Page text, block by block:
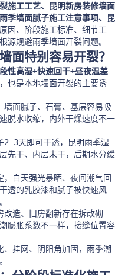
施工工艺、昆明新房装修墙面
季墙面腻子施工注意事项、昆
因、阶段施工标准、细节工
源规避雨季墙面开裂问题。
面特别容易开裂？
性高湿+快速回干+昼夜温差
也是本地墙面开裂的主要诱
墙面腻子、石膏、基层容易吸
脱水收缩，内外干燥速度不一
2–3天即可干透，昆明雨季湿
先干、内层未干，后期水分缓
，白天强光暴晒、夜间潮气回
透的乳胶漆和腻子被快速风
改造、旧房翻新存在拆改砌
膨胀系数不一样，接缝位置容
、挂网、阴阳角加固，雨季潮